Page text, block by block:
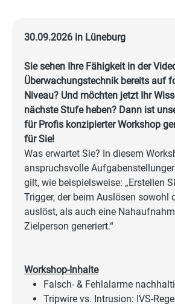
30.09.2026 in Lüneburg
Sie sehen Ihre Fähigkeit in der
Überwachungstechnik bereits auf
Niveau? Und möchten jetzt Ihr
nächste Stufe heben? Dann ist
für Profis konzipierter Workshop
für Sie!
Was erwartet Sie? In diesem
anspruchsvolle
gilt, wie beispielsweise: „Erstellen
Trigger, der beim Auslösen sowohl
auslöst, als auch eine
Zielperson generiert.“
Workshop-Inhalte
Falsch- & Fehlalarme
Tripwire vs. Intrusion: IVS-